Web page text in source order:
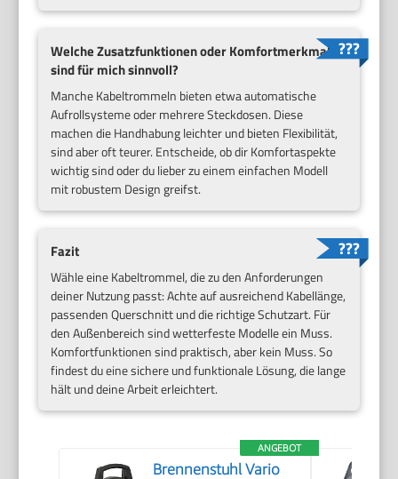
Welche Zusatzfunktionen oder Komfortmerkmale
sind für mich sinnvoll?
Manche Kabeltrommeln bieten etwa automatische
Aufrollsysteme oder mehrere Steckdosen. Diese
machen die Handhabung leichter und bieten Flexibilität,
sind aber oft teurer. Entscheide, ob dir Komfortaspekte
wichtig sind oder du lieber zu einem einfachen Modell
mit robustem Design greifst.
Fazit
Wähle eine Kabeltrommel, die zu den Anforderungen
deiner Nutzung passt: Achte auf ausreichend Kabellänge,
passenden Querschnitt und die richtige Schutzart. Für
den Außenbereich sind wetterfeste Modelle ein Muss.
Komfortfunktionen sind praktisch, aber kein Muss. So
findest du eine sichere und funktionale Lösung, die lange
hält und deine Arbeit erleichtert.
ANGEBOT
Brennenstuhl Vario